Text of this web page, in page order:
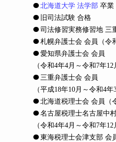
北海道大学 法学部 卒業
旧司法試験 合格
司法修習実務修習地 三
札幌弁護士会 会員
（令
愛知県弁護士会 会員
（令和4年4月～令和7年12
三重弁護士会 会員
（平成18年10月～令和4年
北海道税理士会 会員
名古屋税理士名古屋中
（令和4年4月～令和7年12
東海税理士会津支部 会